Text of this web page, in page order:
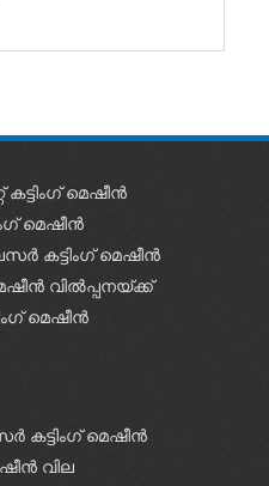
കട്ടിംഗ് മെഷീൻ
മെഷീൻ
കട്ടിംഗ് മെഷീൻ
വിൽപ്പനയ്ക്ക്
മെഷീൻ
കട്ടിംഗ് മെഷീൻ
വില